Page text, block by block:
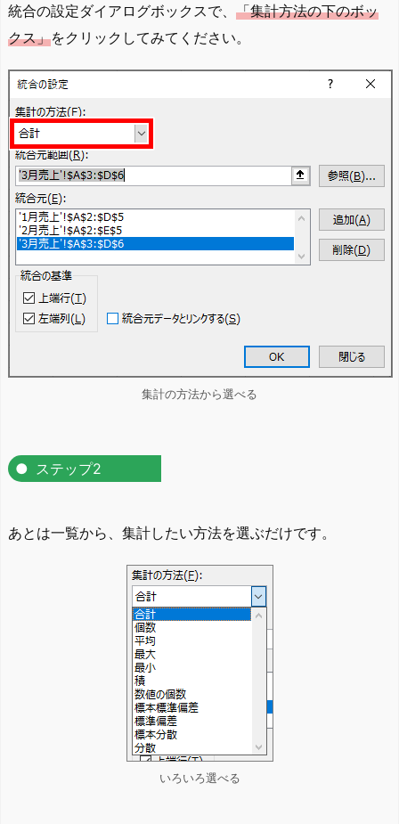
統合の設定ダイアログボックスで、 「集計方法の下のボッ
クス」をクリックしてみてください。
集計の方法から選べる
ステップ2
あとは一覧から、集計したい方法を選ぶだけです。
いろいろ選べる